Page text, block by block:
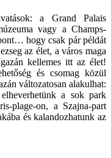
a Grand Palais
vagy a Champs-
hogy csak pár példát
az élet, a város maga
kellemes itt az élet!
és csomag közül
változatosan alakulhat:
a sok park
plage-on, a Szajna-part
és kalandozhatunk az